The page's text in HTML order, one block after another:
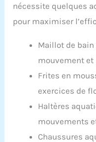
nécessite quelques
pour maximiser
Maillot de
mouvement et
Frites en
exercices de
Haltères
mouvements
Chaussures